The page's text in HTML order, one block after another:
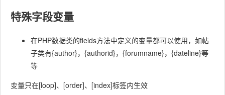
特殊字段变量
在PHP数据类的fields方法中定义的变量都可以使用，如帖
子类有{author}，{authorid}，{forumname}，{dateline}等
等
变量只在[loop]、[order]、[index]标签内生效